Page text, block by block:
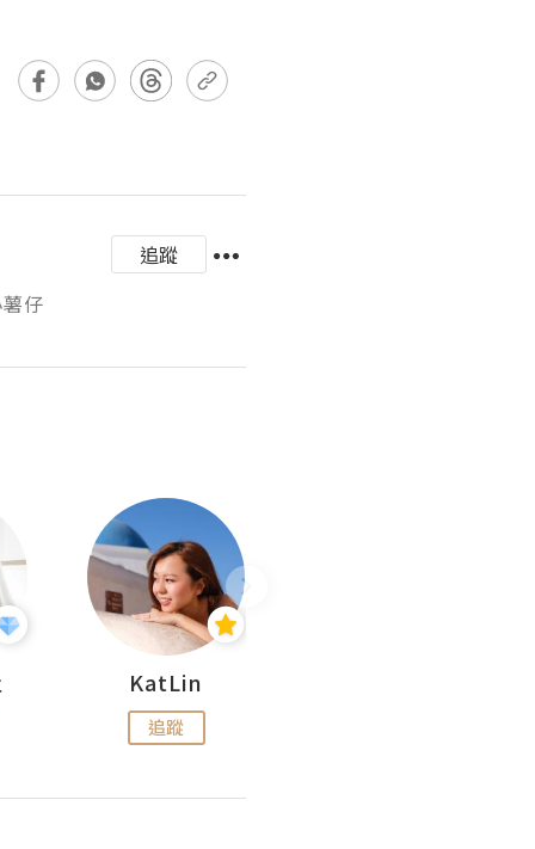
追蹤
仔
KatLin
追蹤